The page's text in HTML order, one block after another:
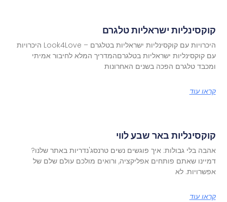
קוקסינליות ישראליות טלגרם
היכרויות עם קוקסינליות ישראליות בטלגרם – Look4Love היכרויות
עם קוקסינליות ישראליות בטלגרםהמדריך המלא לחיבור אמיתי
ומכבד טלגרם הפכה בשנים האחרונות
קראו עוד
קוקסינליות באר שבע לווי
אהבה בלי גבולות: איך פוגשים נשים טרנסג'נדריות באתר שלנו?
דמיינו שאתם פותחים אפליקציה, ורואים מולכם עולם שלם של
אפשרויות. לא
קראו עוד